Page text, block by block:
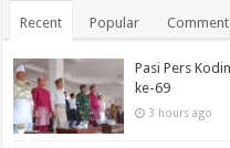
Recent Popular
Pasi Pers
ke-69
3 hours ago